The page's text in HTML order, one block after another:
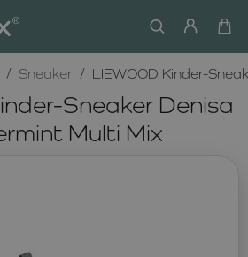
Sneaker Denisa
Multi Mix
Sneaker LIEWOOD Kinder-